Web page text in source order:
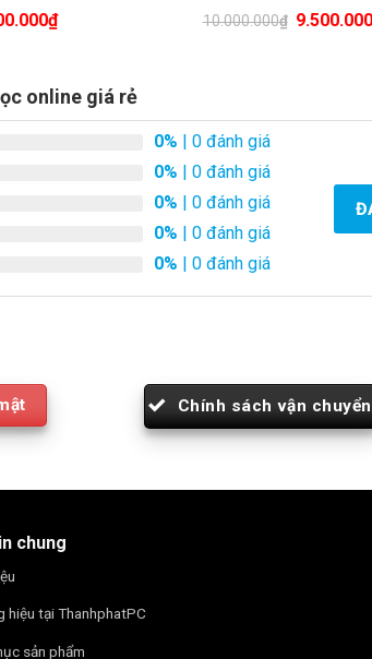
₫Current
10.000.000₫ Original
9.500.000
online giá rẻ
0% | 0 đánh giá
0% | 0 đánh giá
0% | 0 đánh giá
0% | 0 đánh giá
0% | 0 đánh giá
Chính sách vận chuyển
chung
hiệu tại ThanhphatPC
sản phẩm